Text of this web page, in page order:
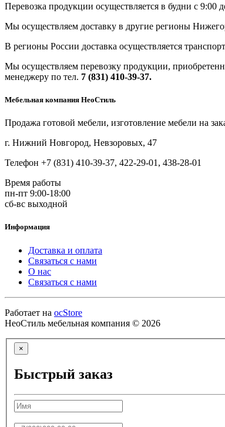
Перевозка продукции осуществляется в будни с 9:00
Мы осуществляем доставку в другие регионы
В регионы России доставка осуществляется
Мы осуществляем перевозку продукции,
менеджеру по тел. 7 (831) 410-39-37.
Мебельная компания НеоСтиль
Продажа готовой мебели, изготовление мебели на
г. Нижний Новгород, Невзоровых, 47
Телефон +7 (831) 410-39-37, 422-29-01, 438-28-01
Время работы
пн-пт 9:00-18:00
сб-вс выходной
Информация
Доставка и оплата
Связаться с нами
О нас
Связаться с нами
Работает на ocStore
НеоСтиль мебельная компания © 2026
×
Быстрый заказ